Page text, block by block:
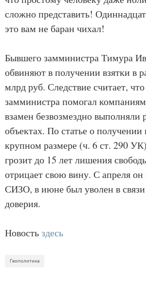
сложно представить!
это вам не баран чихал!
Бывшего замминистра Тимура
обвиняют в получении взятки в
млрд руб. Следствие считает,
замминистра помогал
взамен безвозмездно выполняли
объектах. По статье о получении
крупном размере (ч. 6 ст. 290
грозит до 15 лет лишения
отрицает свою вину. С апреля он
СИЗО, в июне был уволен в связи
доверия.
Новостьздесь
Геополитика